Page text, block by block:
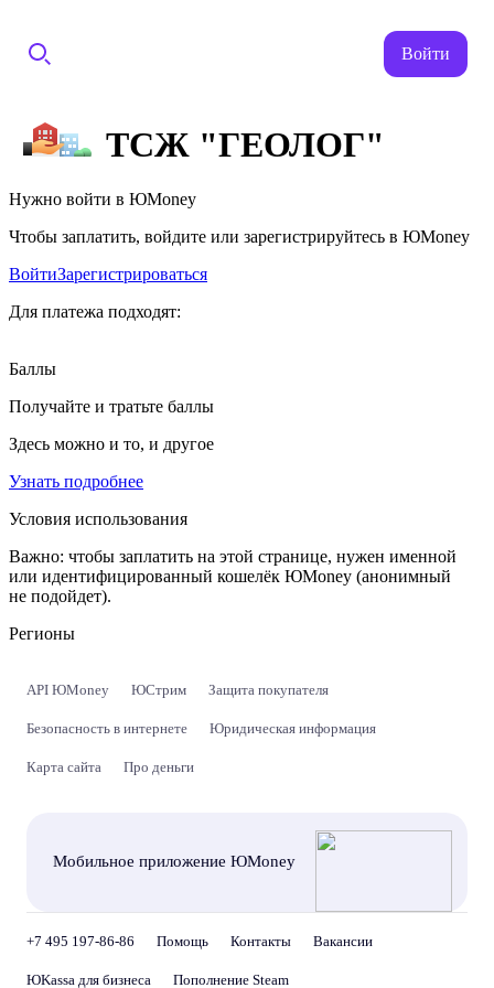
Войти
ТСЖ "ГЕОЛОГ"
Нужно войти в ЮMoney
Чтобы заплатить, войдите или зарегистрируйтесь в ЮMoney
ВойтиЗарегистрироваться
Для платежа подходят:
Баллы
Получайте и тратьте баллы
Здесь можно и то, и другое
Узнать подробнее
Условия использования
Важно: чтобы заплатить на этой странице, нужен именной
или идентифицированный кошелёк ЮMoney (анонимный
не подойдет).
Регионы
API ЮMoney ЮСтрим Защита покупателя
Безопасность в интернете Юридическая информация
Карта сайта Про деньги
Мобильное приложение ЮMoney
+7 495 197-86-86 Помощь Контакты Вакансии
ЮKassa для бизнеса Пополнение Steam